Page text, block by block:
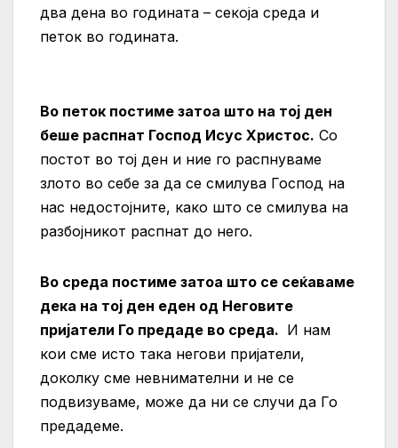
два дена во годината – секоја среда и
петок во годината.
Во петок постиме затоа што на тој ден
беше распнат Господ Исус Христос. Со
постот во тој ден и ние го распнуваме
злото во себе за да се смилува Господ на
нас недостојните, како што се смилува на
разбојникот распнат до него.
Во среда постиме затоа што се сеќаваме
дека на тој ден еден од Неговите
пријатели Го предаде во среда. И нам
кои сме исто така негови пријатели,
доколку сме невнимателни и не се
подвизуваме, може да ни се случи да Го
предадеме.